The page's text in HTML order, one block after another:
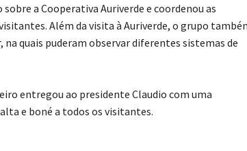
a Cooperativa Auriverde e coordenou as
Além da visita à Auriverde, o grupo
quais puderam observar diferentes sistemas de
entregou ao presidente Claudio com uma
e boné a todos os visitantes.